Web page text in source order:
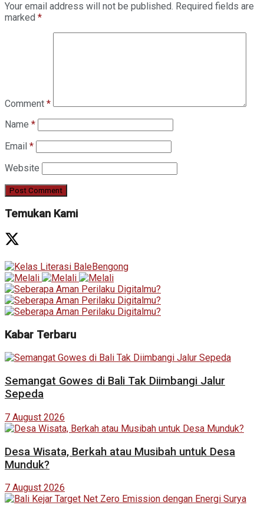
Your email address will not be published. Required fields are
marked *
Comment *
Name *
Email *
Website
Temukan Kami
Kabar Terbaru
Semangat Gowes di Bali Tak Diimbangi Jalur
Sepeda
7 August 2026
Desa Wisata, Berkah atau Musibah untuk Desa
Munduk?
7 August 2026